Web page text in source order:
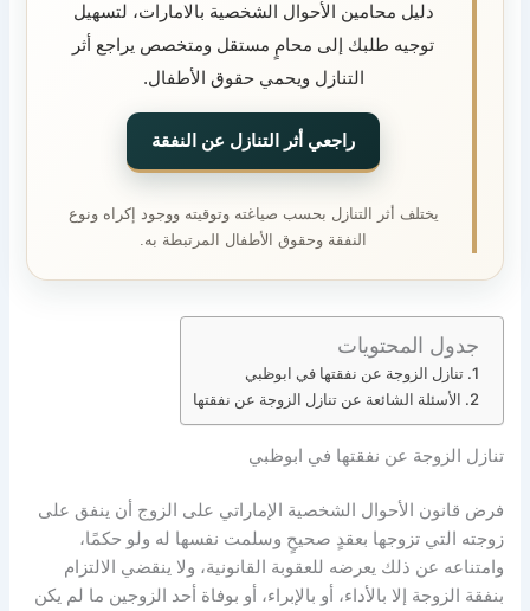
دليل محامين الأحوال الشخصية بالامارات، لتسهيل
توجيه طلبك إلى محامٍ مستقل ومتخصص يراجع أثر
التنازل ويحمي حقوق الأطفال.
راجعي أثر التنازل عن النفقة
يختلف أثر التنازل بحسب صياغته وتوقيته ووجود إكراه ونوع
النفقة وحقوق الأطفال المرتبطة به.
جدول المحتويات
تنازل الزوجة عن نفقتها في ابوظبي
الأسئلة الشائعة عن تنازل الزوجة عن نفقتها
تنازل الزوجة عن نفقتها في ابوظبي
فرض قانون الأحوال الشخصية الإماراتي على الزوج أن ينفق على
زوجته التي تزوجها بعقدٍ صحيحٍ وسلمت نفسها له ولو حكمًا،
وامتناعه عن ذلك يعرضه للعقوبة القانونية، ولا ينقضي الالتزام
بنفقة الزوجة إلا بالأداء، أو بالإبراء، أو بوفاة أحد الزوجين ما لم يكن